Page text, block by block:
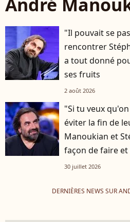
"Il pouvait se
rencontrer
a tout donné
ses fruits
2 août 2026
"Si tu veux
éviter la fin de
Manoukian et
façon de faire
30 juillet 2026
DERNIÈRES NEWS SUR